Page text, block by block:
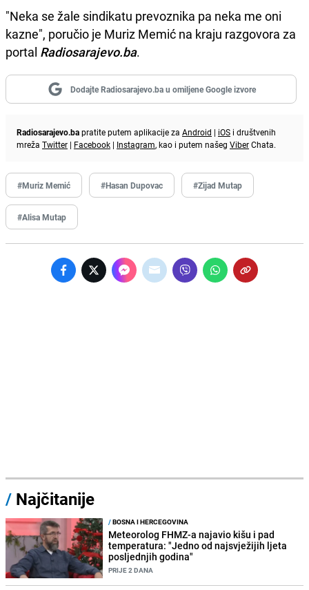
"Neka se žale sindikatu prevoznika pa neka me oni
kazne", poručio je Muriz Memić na kraju razgovora za
portal Radiosarajevo.ba.
Dodajte Radiosarajevo.ba u omiljene Google izvore
Radiosarajevo.bapratite putem aplikacije za Android | iOS i društvenih
mreža Twitter | Facebook | Instagram, kao i putem našeg ViberChata.
#Muriz Memić #Hasan Dupovac #Zijad Mutap
#Alisa Mutap
/ Najčitanije
/BOSNA I HERCEGOVINA
Meteorolog FHMZ-a najavio kišu i pad
temperatura: "Jedno od najsvježijih ljeta
posljednjih godina"
PRIJE 2 DANA